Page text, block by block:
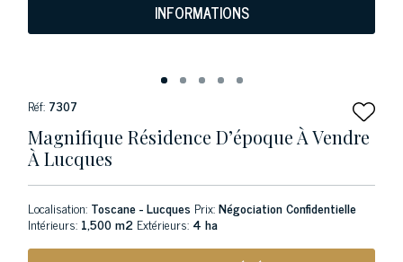
INFORMATIONS
Réf: 7307
Magnifique Résidence D’époque À Vendre
À Lucques
Localisation: Toscane - Lucques Prix:Négociation Confidentielle
Intérieurs: 1,500 m2 Extérieurs: 4 ha